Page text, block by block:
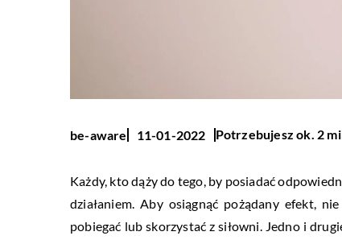
be-aware 11-01-2022 Potrzebujesz ok. 2
Każdy, kto dąży do tego, by posiadać
działaniem. Aby osiągnąć pożądany efekt,
pobiegać lub skorzystać z siłowni. Jedno i